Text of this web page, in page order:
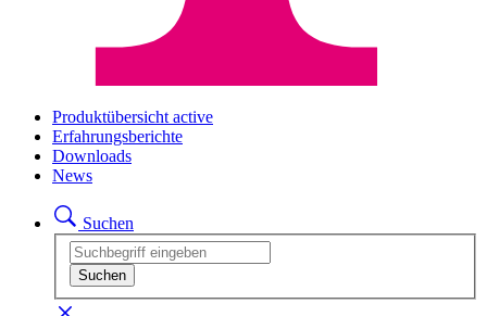
Produktübersicht active
Erfahrungsberichte
Downloads
News
Suchen